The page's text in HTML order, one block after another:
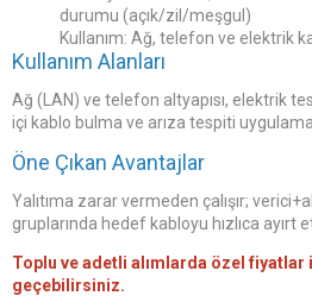
durumu (açık/zil/meşgul)
Kullanım: Ağ, telefon ve elektrik
Kullanım Alanları
Ağ (LAN) ve telefon altyapısı, elektrik
içi kablo bulma ve arıza tespiti
Öne Çıkan Avantajlar
Yalıtıma zarar vermeden çalışır;
gruplarında hedef kabloyu hızlıca ayırt
Toplu ve adetli alımlarda özel
geçebilirsiniz.